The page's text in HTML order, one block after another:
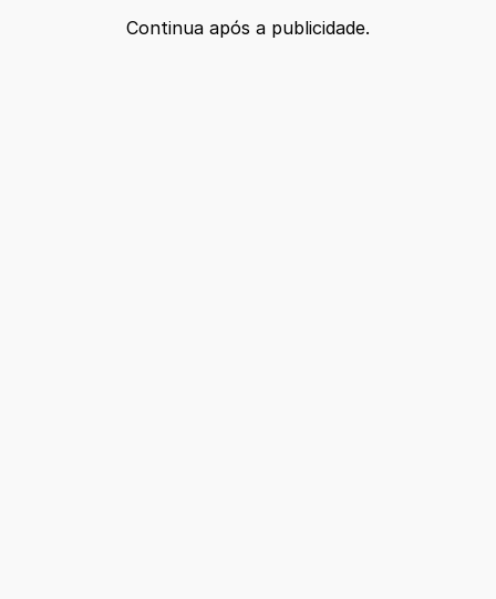
Continua após a publicidade.